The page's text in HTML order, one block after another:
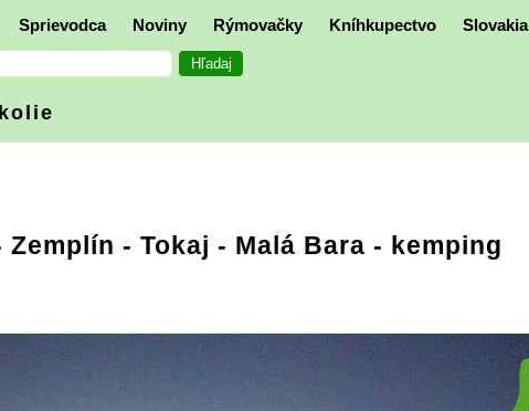
Sprievodca Noviny Rýmovačky Kníhkupectvo Slovakia
Zemplín - Tokaj - Malá Bara - kemping